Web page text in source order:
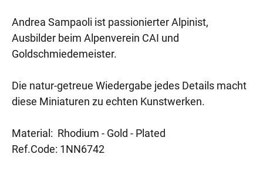
Andrea Sampaoli ist passionierter Alpinist,
Ausbilder beim Alpenverein CAI und
Goldschmiedemeister.
Die natur-getreue Wiedergabe jedes Details macht
diese Miniaturen zu echten Kunstwerken.
Material: Rhodium - Gold - Plated
Ref.Code: 1NN6742